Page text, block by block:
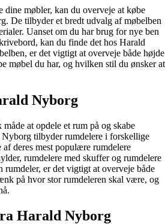
dine møbler, kan du overveje at købe
De tilbyder et bredt udvalg af møbelben
Uanset om du har brug for nye ben
kan du finde det hos Harald
er det vigtigt at overveje både højde
møbel du har, og hvilken stil du ønsker at
Nyborg
at opdele et rum på og skabe
tilbyder rumdelere i forskellige
deres mest populære rumdelere
rumdelere med skuffer og rumdelere
er det vigtigt at overveje både
på hvor stor rumdeleren skal være, og
Harald Nyborg